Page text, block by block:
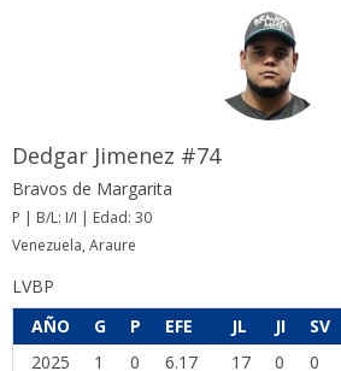
Dedgar Jimenez #74
Bravos de Margarita
P | B/L: I/I | Edad: 30
Venezuela, Araure
LVBP
AÑO
G P EFE JL JI SV
2025
1 0 6.17 17 0 0